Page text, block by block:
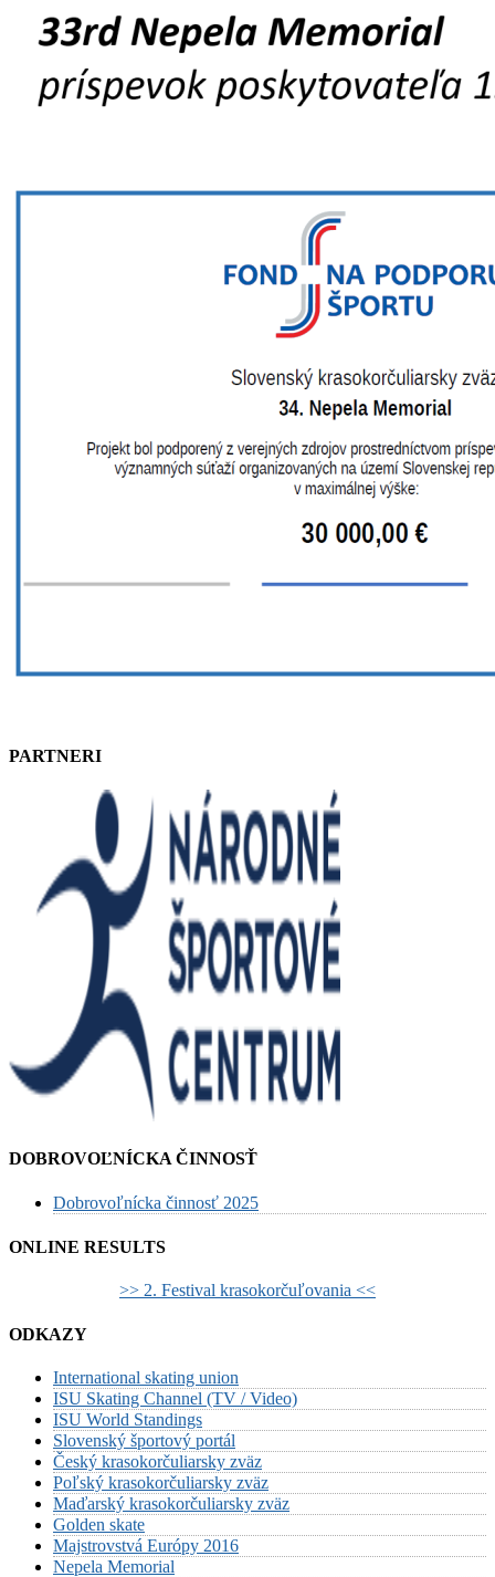
PARTNERI
DOBROVOĽNÍCKA ČINNOSŤ
Dobrovoľnícka činnosť 2025
ONLINE RESULTS
>> 2. Festival krasokorčuľovania <<
ODKAZY
International skating union
ISU Skating Channel (TV / Video)
ISU World Standings
Slovenský športový portál
Český krasokorčuliarsky zväz
Poľský krasokorčuliarsky zväz
Maďarský krasokorčuliarsky zväz
Golden skate
Majstrovstvá Európy 2016
Nepela Memorial